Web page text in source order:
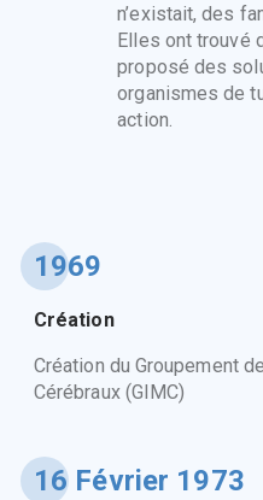
n’existait, des
Elles ont trouvé
proposé des
organismes de
action.
1969
Création
Création du Groupement
Cérébraux (GIMC)
16 Février 1973